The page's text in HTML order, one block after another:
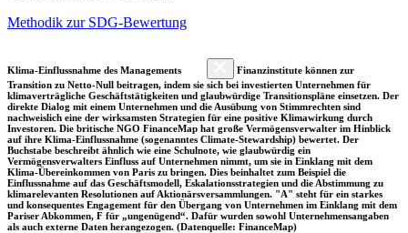
Methodik zur SDG-Bewertung
Klima-Einflussnahme des Managements
Finanzinstitute können zur
Transition zu Netto-Null beitragen, indem sie sich bei investierten Unternehmen für
klimaverträgliche Geschäftstätigkeiten und glaubwürdige Transitionspläne einsetzen. Der
direkte Dialog mit einem Unternehmen und die Ausübung von Stimmrechten sind
nachweislich eine der wirksamsten Strategien für eine positive Klimawirkung durch
Investoren. Die britische NGO FinanceMap hat große Vermögensverwalter im Hinblick
auf ihre Klima-Einflussnahme (sogenanntes Climate-Stewardship) bewertet. Der
Buchstabe beschreibt ähnlich wie eine Schulnote, wie glaubwürdig ein
Vermögensverwalters Einfluss auf Unternehmen nimmt, um sie in Einklang mit dem
Klima-Übereinkommen von Paris zu bringen. Dies beinhaltet zum Beispiel die
Einflussnahme auf das Geschäftsmodell, Eskalationsstrategien und die Abstimmung zu
klimarelevanten Resolutionen auf Aktionärsversammlungen. "A" steht für ein starkes
und konsequentes Engagement für den Übergang von Unternehmen im Einklang mit dem
Pariser Abkommen, F für „ungenügend“. Dafür wurden sowohl Unternehmensangaben
als auch externe Daten herangezogen. (Datenquelle: FinanceMap)